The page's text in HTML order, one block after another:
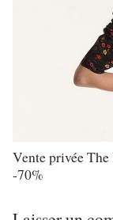
Vente privée
-70%